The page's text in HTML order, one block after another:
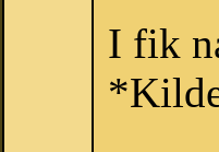
I fik